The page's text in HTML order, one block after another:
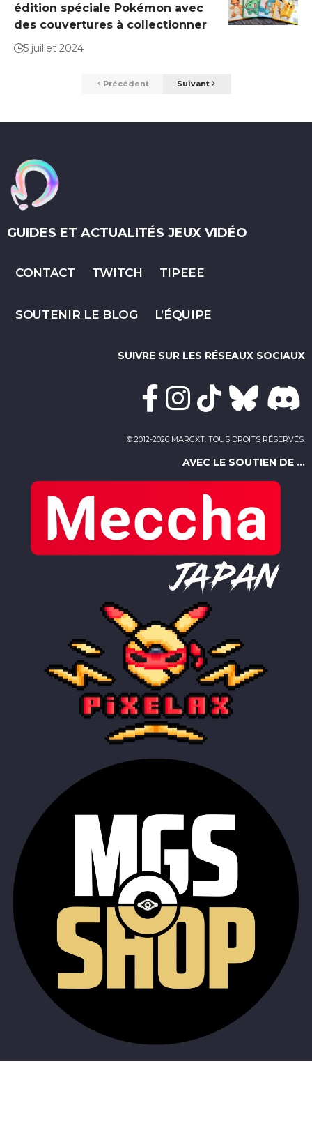
édition spéciale Pokémon avec
des couvertures à collectionner
5 juillet 2024
Précédent Suivant
GUIDES ET ACTUALITÉS JEUX VIDÉO
CONTACT TWITCH TIPEEE
SOUTENIR LE BLOG L’ÉQUIPE
SUIVRE SUR LES RÉSEAUX SOCIAUX
© 2012-2026 MARGXT. TOUS DROITS RÉSERVÉS.
AVEC LE SOUTIEN DE ...